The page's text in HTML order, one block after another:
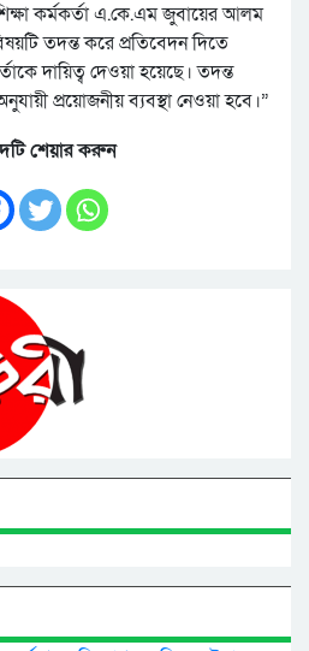
কর্মকর্তা এ.কে.এম জুবায়ের আলম
তদন্ত করে প্রতিবেদন দিতে
দায়িত্ব দেওয়া হয়েছে। তদন্ত
প্রয়োজনীয় ব্যবস্থা নেওয়া হবে।”
শেয়ার করুন